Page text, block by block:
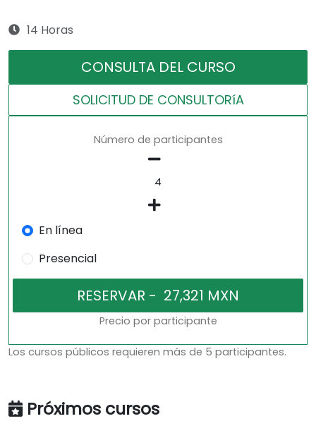
14 Horas
CONSULTA DEL CURSO
SOLICITUD DE CONSULTORíA
Número de participantes
En línea
Presencial
Precio por participante
Los cursos públicos requieren más de 5 participantes.
Próximos cursos